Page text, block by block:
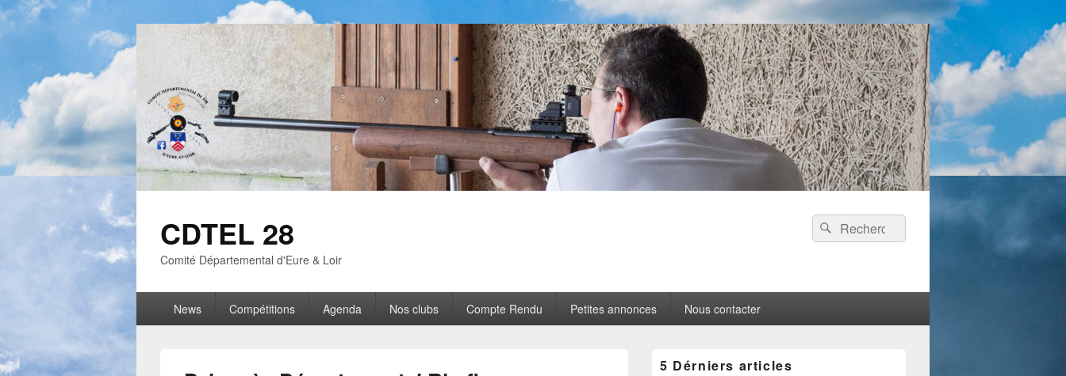
CDTEL 28
Comité Départemental d'Eure & Loir
News Compétitions Agenda Nos clubs Compte Rendu Petites annonces Nous contacter
5 Dérniers articles